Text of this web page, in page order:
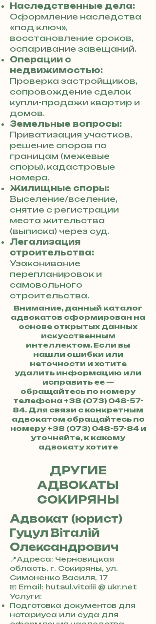
Наследственные дела:
Оформление наследства
«под ключ»,
восстановление сроков,
оспаривание завещаний.
Операции с
недвижимостью:
Проверка застройщиков,
сопровождение сделок
купли-продажи квартир и
домов.
Земельные вопросы:
Приватизация участков,
решение споров по
границам (межевые
споры), кадастровые
номера.
Жилищные споры:
Выселение/вселение,
снятие с регистрации
места жительства
(выписка) через суд.
Легализация
строительства:
Узаконивание
перепланировок и
самовольного
строительства.
Внимание, данный каталог
адвокатов сформирован на
основе открытых данных
искусственным
интеллектом. Если вы
нашли ошибки или
неточности и хотите
удалить информацию или
исправить ее —
обращайтесь по номеру
телефона +38 (073) 048-57-
84. Для связи с конкретным
адвокатом обращайтесь по
номеру +38 (073) 048-57-84и
уточняйте, к какому
адвокату хотите
ДРУГИЕ
АДВОКАТЫ
СОКИРЯНЫ
Адвокат (юрист)
Гуцул Віталій
Олександрович
📍Адреса: Черновицкая
область, г. Сокиряны, ул.
Симоненко Василя, 17
+
3
8
0
📧 Email: hutsul.vitalii @ ukr.net
Услуги:
Подготовка документов для
нотариуса или суда для